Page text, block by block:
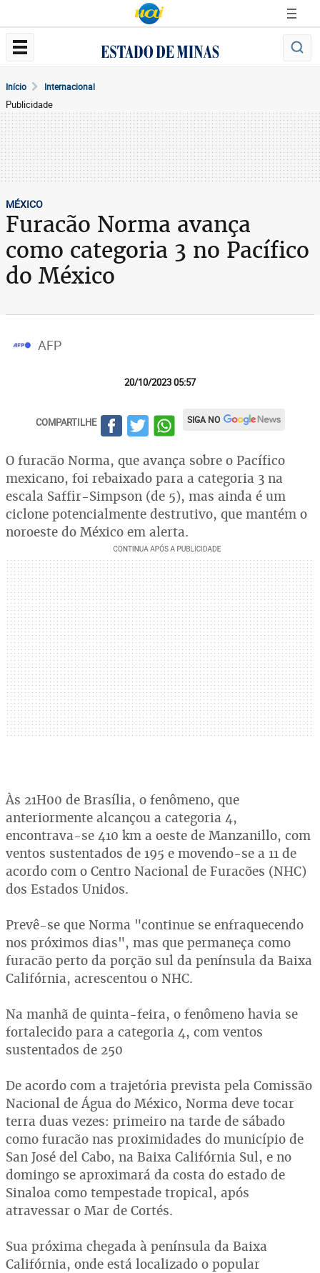
Início Internacional
Publicidade
MÉXICO
Furacão Norma avança
como categoria 3 no Pacífico
do México
AFP
20/10/2023 05:57
COMPARTILHE SIGA NO
O furacão Norma, que avança sobre o Pacífico
mexicano, foi rebaixado para a categoria 3 na
escala Saffir-Simpson (de 5), mas ainda é um
ciclone potencialmente destrutivo, que mantém o
noroeste do México em alerta.
Às 21H00 de Brasília, o fenômeno, que
anteriormente alcançou a categoria 4,
encontrava-se 410 km a oeste de Manzanillo, com
ventos sustentados de 195 e movendo-se a 11 de
acordo com o Centro Nacional de Furacões (NHC)
dos Estados Unidos.
Prevê-se que Norma "continue se enfraquecendo
nos próximos dias", mas que permaneça como
furacão perto da porção sul da península da Baixa
Califórnia, acrescentou o NHC.
Na manhã de quinta-feira, o fenômeno havia se
fortalecido para a categoria 4, com ventos
sustentados de 250
De acordo com a trajetória prevista pela Comissão
Nacional de Água do México, Norma deve tocar
terra duas vezes: primeiro na tarde de sábado
como furacão nas proximidades do município de
San José del Cabo, na Baixa Califórnia Sul, e no
domingo se aproximará da costa do estado de
Sinaloa como tempestade tropical, após
atravessar o Mar de Cortés.
Sua próxima chegada à península da Baixa
Califórnia, onde está localizado o popular